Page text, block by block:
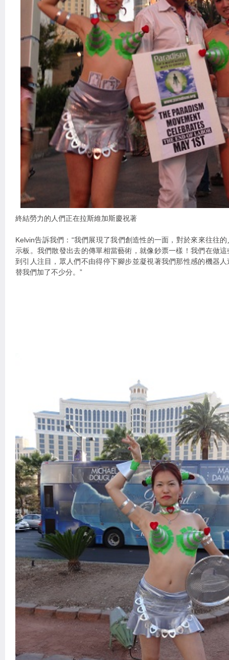
終結勞力的人們正在拉斯維加斯慶祝著
Kelvin告訴我們：“我們展現了我們創造性的一面，對於來來往往
示板。我們散發出去的傳單相當藝術，就像鈔票一樣！我們在做
到引人注目，眾人們不由得停下腳步並凝視著我們那性感的機器
替我們加了不少分。”